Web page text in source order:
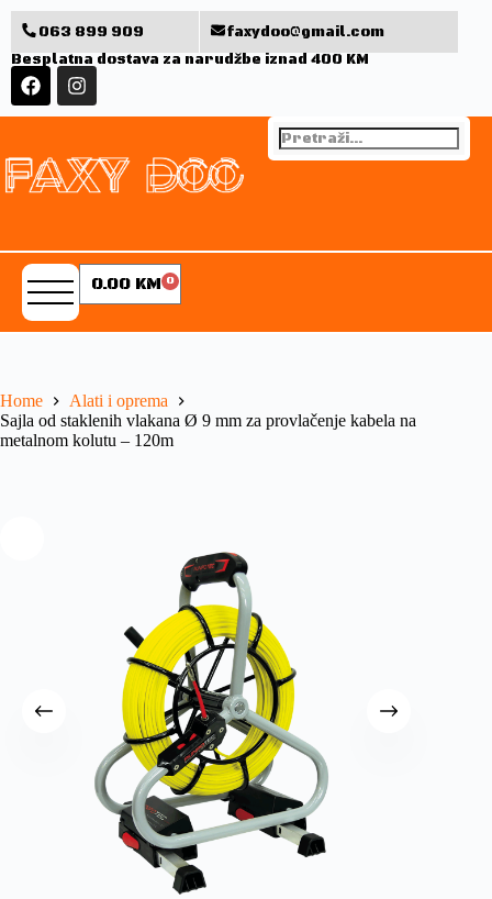
063 899 909
faxydoo@gmail.com
Besplatna dostava za narudžbe iznad 400 KM
0.00 KM 0
Home
Alati i oprema
Sajla od staklenih vlakana Ø 9 mm za provlačenje kabela na
metalnom kolutu – 120m